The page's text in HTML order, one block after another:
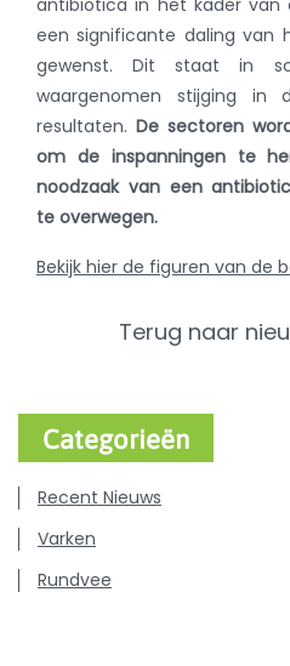
antibiotica in het kader van
een significante daling van
gewenst. Dit staat in
waargenomen stijging in
resultaten. De sectoren
om de inspanningen te
noodzaak van een
te overwegen.
Bekijk hier de figuren van de
Terug naar
Categorieën
Recent Nieuws
Varken
Rundvee